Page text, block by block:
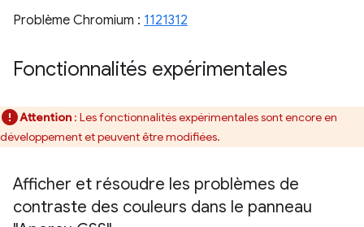
Problème Chromium : 1121312
Fonctionnalités expérimentales
Attention : Les fonctionnalités expérimentales sont encore en
développement et peuvent être modifiées.
Afficher et résoudre les problèmes de
contraste des couleurs dans le panneau